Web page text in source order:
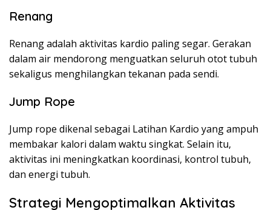
Renang
Renang adalah aktivitas kardio paling segar. Gerakan
dalam air mendorong menguatkan seluruh otot tubuh
sekaligus menghilangkan tekanan pada sendi.
Jump Rope
Jump rope dikenal sebagai Latihan Kardio yang ampuh
membakar kalori dalam waktu singkat. Selain itu,
aktivitas ini meningkatkan koordinasi, kontrol tubuh,
dan energi tubuh.
Strategi Mengoptimalkan Aktivitas